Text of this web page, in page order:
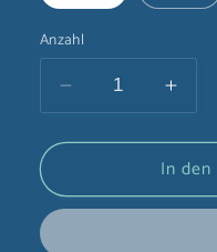
Anzahl
Verringere
die
Menge
Skater
die
für
In